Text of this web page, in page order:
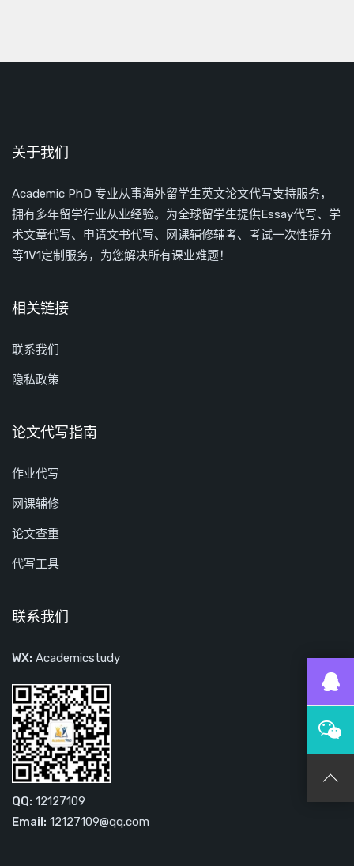
关于我们
Academic PhD 专业从事海外留学生英文论文代写支持服务，
拥有多年留学行业从业经验。为全球留学生提供Essay代写、学
术文章代写、申请文书代写、网课辅修辅考、考试一次性提分
等1V1定制服务，为您解决所有课业难题！
相关链接
联系我们
隐私政策
论文代写指南
作业代写
网课辅修
论文查重
代写工具
联系我们
WX: Academicstudy
QQ: 12127109
Email: 12127109@qq.com